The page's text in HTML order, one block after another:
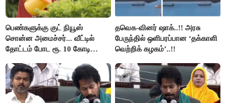
பெண்களுக்கு குட் நியூஸ்
சொன்ன அமைச்சர்... வீட்டில்
தோட்டம் போட ரூ. 10 கோடி
தவெக-வினர் ஷாக்..!! அரசு
பேருந்தில் ஒளிபரப்பான ‘தக்காளி
வெற்றிக் கழகம்’..!!